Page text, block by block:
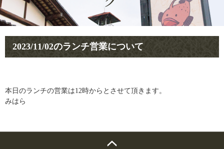
2023/11/02のランチ営業について
本日のランチの営業は12時からとさせて頂きます。
みはら